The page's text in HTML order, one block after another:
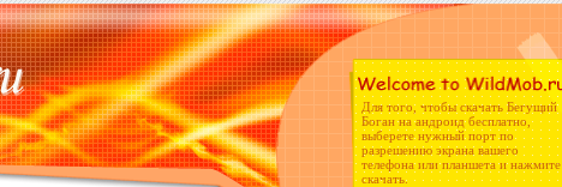
Для того, чтобы скачать Бегущий
Боган на андроид бесплатно,
выберете нужный порт по
разрешению экрана вашего
телефона или планшета и нажмите
скачать.